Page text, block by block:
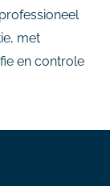
met
en controle